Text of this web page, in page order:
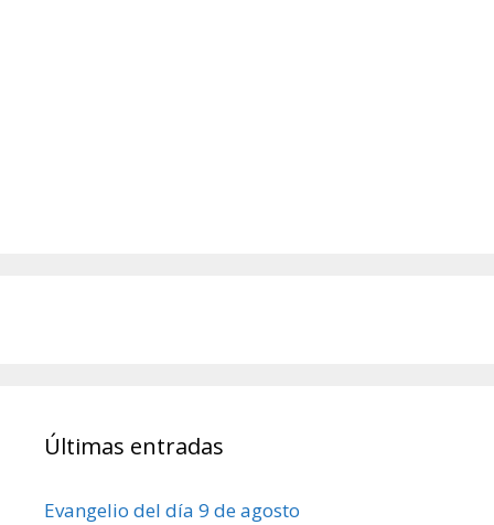
Últimas entradas
Evangelio del día 9 de agosto